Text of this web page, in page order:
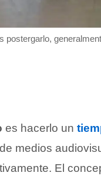
postergarlo,
es hacerlo un
medios
El